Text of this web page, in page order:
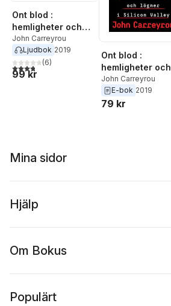
Ont blod :
hemligheter och
lögner i Silicon
Valley
John Carreyrou
Ljudbok 2019
3,8utav 5 stjärnor. Totalt antal röster:
(6)
99 kr
Ont blod :
hemligheter och
lögner i Silicon
Valley
John Carreyrou
E-bok 2019
79 kr
Mina sidor
Hjälp
Om Bokus
Populärt